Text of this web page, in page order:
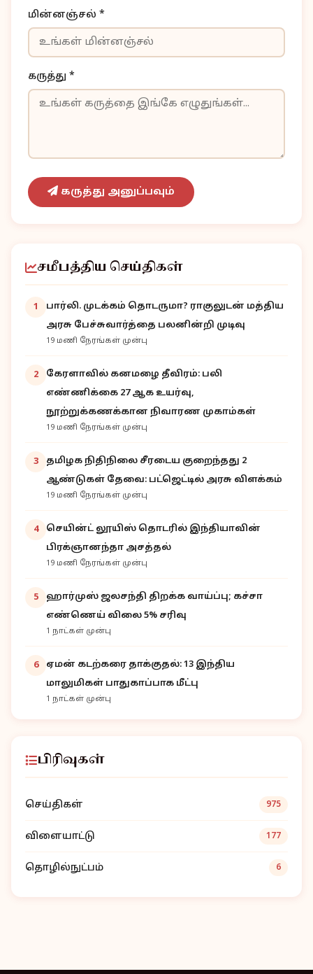
மின்னஞ்சல் *
கருத்து *
கருத்து அனுப்பவும்
சமீபத்திய செய்திகள்
1
பார்லி. முடக்கம் தொடருமா? ராகுலுடன் மத்திய
அரசு பேச்சுவார்த்தை பலனின்றி முடிவு
19 மணி நேரங்கள் முன்பு
2
கேரளாவில் கனமழை தீவிரம்: பலி
எண்ணிக்கை 27 ஆக உயர்வு,
நூற்றுக்கணக்கான நிவாரண முகாம்கள்
19 மணி நேரங்கள் முன்பு
3
தமிழக நிதிநிலை சீரடைய குறைந்தது 2
ஆண்டுகள் தேவை: பட்ஜெட்டில் அரசு விளக்கம்
19 மணி நேரங்கள் முன்பு
4
செயின்ட் லூயிஸ் தொடரில் இந்தியாவின்
பிரக்ஞானந்தா அசத்தல்
19 மணி நேரங்கள் முன்பு
5
ஹார்முஸ் ஜலசந்தி திறக்க வாய்ப்பு; கச்சா
எண்ணெய் விலை 5% சரிவு
1 நாட்கள் முன்பு
6
ஏமன் கடற்கரை தாக்குதல்: 13 இந்திய
மாலுமிகள் பாதுகாப்பாக மீட்பு
1 நாட்கள் முன்பு
பிரிவுகள்
செய்திகள் 975
விளையாட்டு 177
தொழில்நுட்பம் 6